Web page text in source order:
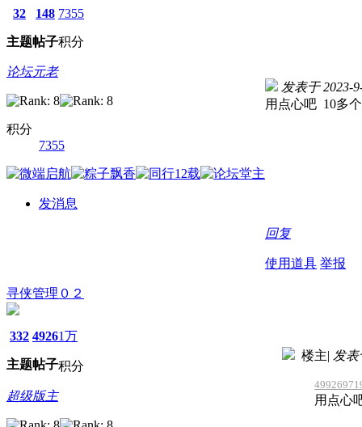
32
主题
148
帖子
7355
积分
论坛元老
积分
7355
发消息
发表于 2023-
用点心吧 10多
回复
使用道具 举报
寻侠管理０２
332
主题
4926
帖子
1万
积分
超级版主
楼主| 发表
用点心